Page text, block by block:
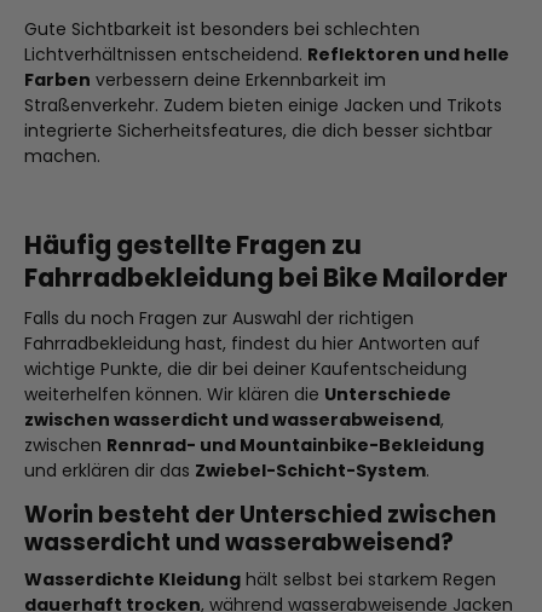
Gute Sichtbarkeit ist besonders bei schlechten
Lichtverhältnissen entscheidend. Reflektoren und helle
Farben verbessern deine Erkennbarkeit im
Straßenverkehr. Zudem bieten einige Jacken und Trikots
integrierte Sicherheitsfeatures, die dich besser sichtbar
machen.
Häufig gestellte Fragen zu
Fahrradbekleidung bei Bike Mailorder
Falls du noch Fragen zur Auswahl der richtigen
Fahrradbekleidung hast, findest du hier Antworten auf
wichtige Punkte, die dir bei deiner Kaufentscheidung
weiterhelfen können. Wir klären die Unterschiede
zwischen wasserdicht und wasserabweisend,
zwischen Rennrad- und Mountainbike-Bekleidung
und erklären dir das Zwiebel-Schicht-System.
Worin besteht der Unterschied zwischen
wasserdicht und wasserabweisend?
Wasserdichte Kleidung hält selbst bei starkem Regen
dauerhaft trocken, während wasserabweisende Jacken